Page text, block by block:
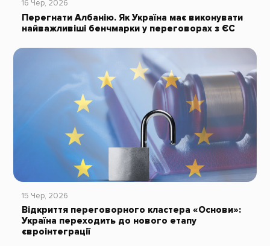
16 Чер, 2026
Перегнати Албанію. Як Україна має виконувати
найважливіші бенчмарки у переговорах з ЄС
15 Чер, 2026
Відкриття переговорного кластера «Основи»:
Україна переходить до нового етапу
євроінтеграції